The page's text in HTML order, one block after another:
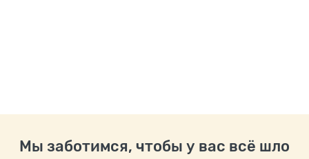
Мы заботимся, чтобы у вас всё шло